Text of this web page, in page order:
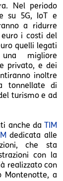
Nel periodo
su 5G, IoT e
a ridurre
i costi del
quelli legati
migliore
privato, e dei
inoltre
tonnellate di
turismo e ad
anche da TIM
dedicata alle
che sta
con la
realizzato con
Montenotte, a